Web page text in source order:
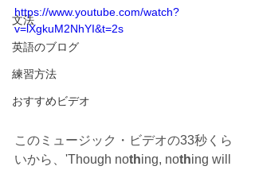
文法
英語のブログ
練習方法
おすすめビデオ
https://www.youtube.com/watch?
v=lXgkuM2NhYI&t=2s
このミュージック・ビデオの33秒くら
いから、'Though nothing, nothing will